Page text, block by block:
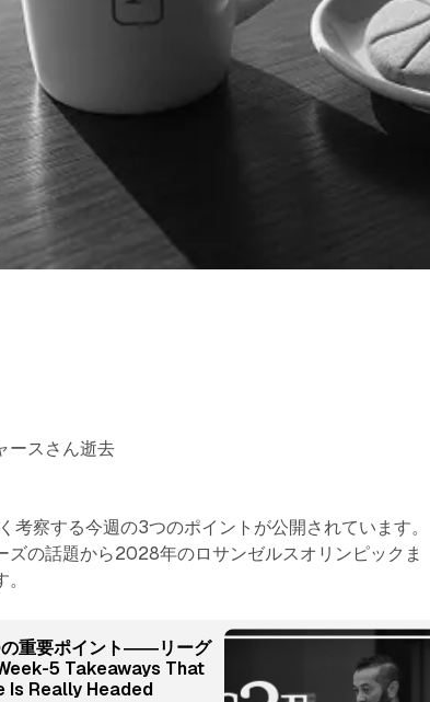
ースさん逝去
考察する今週の3つのポイントが公開されています
ズの話題から2028年のロサンゼルスオリンピックま
の重要ポイント――リーグ
5 Takeaways That
Is Really Headed